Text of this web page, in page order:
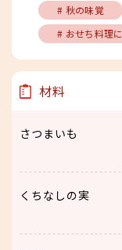
# 秋の味覚
# おせち料理に
材料
さつまいも
くちなしの実